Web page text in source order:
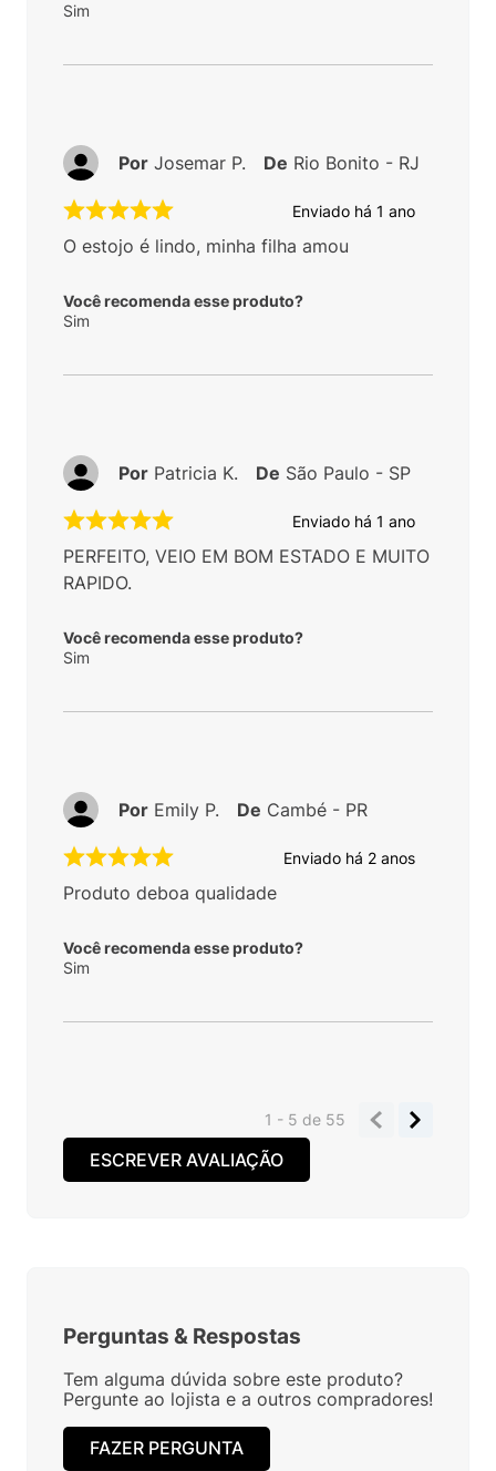
Sim
Enviado há 1 ano
O estojo é lindo, minha filha amou
Você recomenda esse produto?
Sim
Por Josemar P. De Rio Bonito - RJ
Enviado há 1 ano
PERFEITO, VEIO EM BOM ESTADO E MUITO
RAPIDO.
Você recomenda esse produto?
Sim
Por Patricia K. De São Paulo - SP
Enviado há 2 anos
Produto deboa qualidade
Você recomenda esse produto?
Sim
Por Emily P. De Cambé - PR
1 - 5de 55
ESCREVER AVALIAÇÃO
Perguntas & Respostas
Tem alguma dúvida sobre este produto?
Pergunte ao lojista e a outros compradores!
FAZER PERGUNTA